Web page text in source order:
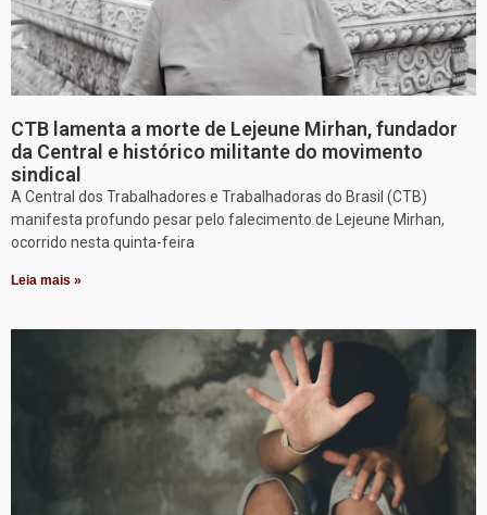
CTB lamenta a morte de Lejeune Mirhan, fundador
da Central e histórico militante do movimento
sindical
A Central dos Trabalhadores e Trabalhadoras do Brasil (CTB)
manifesta profundo pesar pelo falecimento de Lejeune Mirhan,
ocorrido nesta quinta-feira
Leia mais »